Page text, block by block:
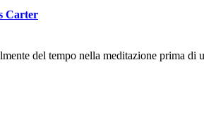
Carter
del tempo nella meditazione prima